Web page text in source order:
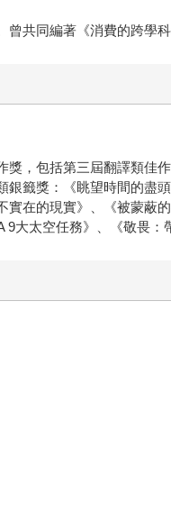
共同編著《消費的跨學
，包括第三屆翻譯類
籤獎：《眺望時間的
在的現實》、《被蒙蔽
大太空任務》、《敬畏：